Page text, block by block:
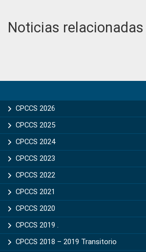
Noticias relacionadas
Sidebar
CPCCS 2026
CPCCS 2025
CPCCS 2024
CPCCS 2023
CPCCS 2022
CPCCS 2021
CPCCS 2020
CPCCS 2019 .
CPCCS 2018 – 2019 Transitorio